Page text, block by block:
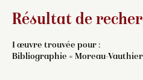
Résultat de
1 œuvre trouvée pour :
Bibliographie = Moreau-Vauthier